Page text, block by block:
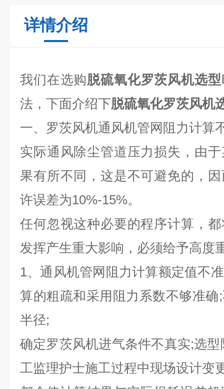
详情介绍
我们在选购脱硫氧化罗茨风机选型
法，下面介绍下脱硫氧化罗茨风机
一、罗茨风机通风机管网阻力计算
实际通风除尘管道压力损失，由
果有所不同，这是不可避免的，
许误差为10%-15%。
任何忽视这种必要的程序计算，
发挥产生重大影响，必须给予高度
1、通风机管网阻力计算额定值不
算的粗疏和采用阻力系数不够准
半径;
确定罗茨风机进气条件不真实;选
工监理护士施工过程中现场设计变